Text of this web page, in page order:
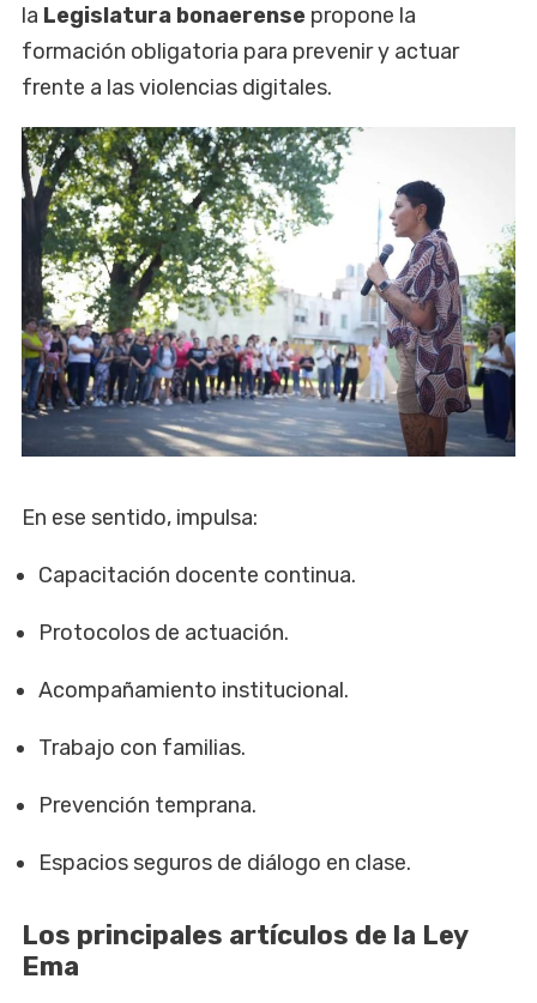
la Legislatura bonaerense propone la
formación obligatoria para prevenir y actuar
frente a las violencias digitales.
En ese sentido, impulsa:
Capacitación docente continua.
Protocolos de actuación.
Acompañamiento institucional.
Trabajo con familias.
Prevención temprana.
Espacios seguros de diálogo en clase.
Los principales artículos de la Ley
Ema